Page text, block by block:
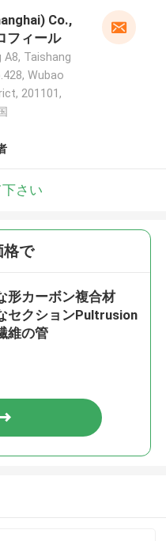
Co.,
フィール
A8, Taishang
Wubao
201101,
さい
格で
形カーボン複合材
セクションPultrusion
維の管